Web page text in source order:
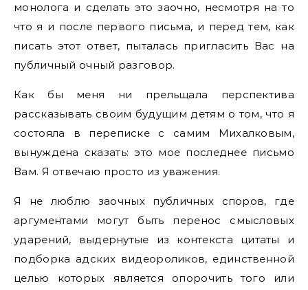
монолога и сделать это заочно, несмотря на то
что я и после первого письма, и перед тем, как
писать этот ответ, пыталась пригласить Вас на
публичный очный разговор.
Как бы меня ни прельщала перспектива
рассказывать своим будущим детям о том, что я
состояла в переписке с самим Михалковым,
вынуждена сказать: это мое последнее письмо
Вам. Я отвечаю просто из уважения.
Я не люблю заочных публичных споров, где
аргументами могут быть перенос смысловых
ударений, выдернутые из контекста цитаты и
подборка адских видеороликов, единственной
целью которых является опорочить того или